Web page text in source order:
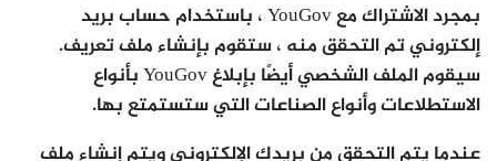
بمجرد الاشتراك مع YouGov ، باستخدام حساب بريد
إلكتروني تم التحقق منه ، ستقوم بإنشاء ملف تعريف.
سيقوم الملف الشخصي أيضًا بإبلاغ YouGov بأنواع
الاستطلاعات وأنواع الصناعات التي ستستمتع بها.
عندما يتم التحقق من بريدك الإلكتروني ويتم إنشاء ملف